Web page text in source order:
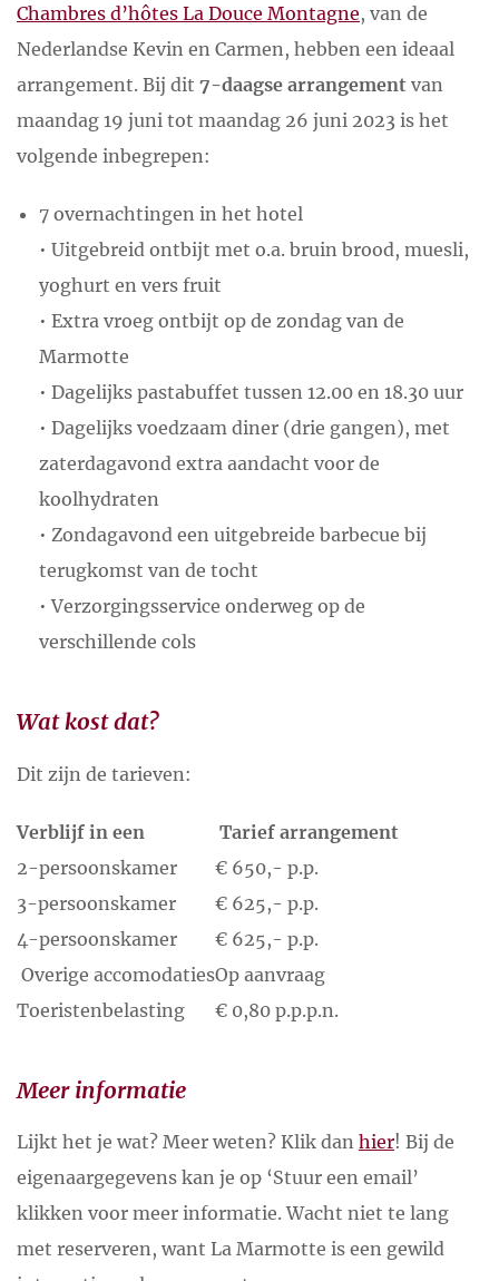
Chambres d’hôtes La Douce Montagne, van de
Nederlandse Kevin en Carmen, hebben een ideaal
arrangement. Bij dit 7-daagse arrangement van
maandag 19 juni tot maandag 26 juni 2023 is het
volgende inbegrepen:
7 overnachtingen in het hotel
• Uitgebreid ontbijt met o.a. bruin brood, muesli,
yoghurt en vers fruit
• Extra vroeg ontbijt op de zondag van de
Marmotte
• Dagelijks pastabuffet tussen 12.00 en 18.30 uur
• Dagelijks voedzaam diner (drie gangen), met
zaterdagavond extra aandacht voor de
koolhydraten
• Zondagavond een uitgebreide barbecue bij
terugkomst van de tocht
• Verzorgingsservice onderweg op de
verschillende cols
Wat kost dat?
Dit zijn de tarieven:
Verblijf in een
Tarief arrangement
2-persoonskamer
€ 650,- p.p.
3-persoonskamer
€ 625,- p.p.
4-persoonskamer
€ 625,- p.p.
Overige accomodatiesOp aanvraag
Toeristenbelasting
€ 0,80 p.p.p.n.
Meer informatie
Lijkt het je wat? Meer weten? Klik dan hier! Bij de
eigenaargegevens kan je op ‘Stuur een email’
klikken voor meer informatie. Wacht niet te lang
met reserveren, want La Marmotte is een gewild